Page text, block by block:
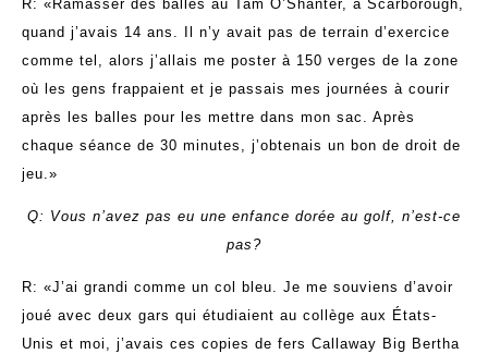
R: «Ramasser des balles au Tam O’Shanter, à Scarborough,
quand j’avais 14 ans. Il n’y avait pas de terrain d’exercice
comme tel, alors j’allais me poster à 150 verges de la zone
où les gens frappaient et je passais mes journées à courir
après les balles pour les mettre dans mon sac. Après
chaque séance de 30 minutes, j’obtenais un bon de droit de
jeu.»
Q: Vous n’avez pas eu une enfance dorée au golf, n’est-ce
pas?
R: «J’ai grandi comme un col bleu. Je me souviens d’avoir
joué avec deux gars qui étudiaient au collège aux États-
Unis et moi, j’avais ces copies de fers Callaway Big Bertha